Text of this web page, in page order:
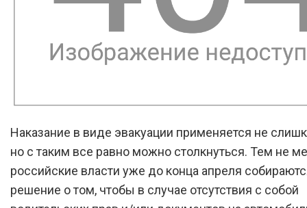
Наказание в виде эвакуации применяется не
но с таким все равно можно столкнуться. Тем не
российские власти уже до конца апреля
решение о том, чтобы в случае отсутствия с собой